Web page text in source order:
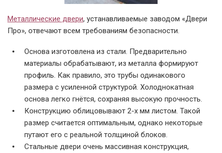
Металлические двери, устанавливаемые заводом «Двери
Про», отвечают всем требованиям безопасности.
Основа изготовлена из стали. Предварительно
материалы обрабатывают, из металла формируют
профиль. Как правило, это трубы одинакового
размера с усиленной структурой. Холоднокатная
основа легко гнётся, сохраняя высокую прочность.
Конструкцию облицовывают 2-х мм листом. Такой
размер считается оптимальным, однако некоторые
путают его с реальной толщиной блоков.
Стальные двери очень массивная конструкция,